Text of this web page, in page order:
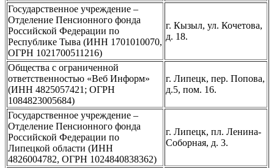
Государственное учреждение –
Отделение Пенсионного фонда
Российской Федерации по
Республике Тыва (ИНН 1701010070,
ОГРН 1021700511216)
г. Кызыл, ул. Кочетова,
д. 18.
Общества с ограниченной
ответственностью «Веб Информ»
(ИНН 4825057421; ОГРН
1084823005684)
г. Липецк, пер. Попова,
д.5, пом. 16.
Государственное учреждение –
Отделение Пенсионного фонда
Российской Федерации по
Липецкой области (ИНН
4826004782, ОГРН 1024840838362)
г. Липецк, пл. Ленина-
Соборная, д. 3.